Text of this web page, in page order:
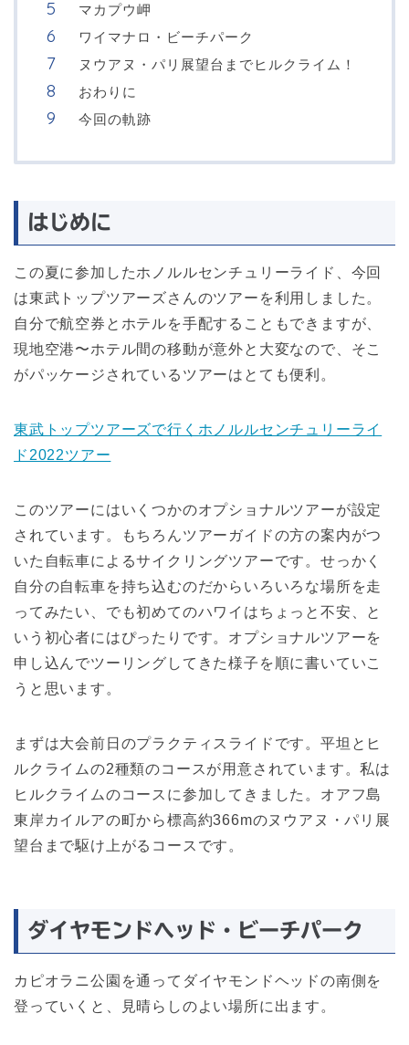
マカプウ岬
ワイマナロ・ビーチパーク
ヌウアヌ・パリ展望台までヒルクライム！
おわりに
今回の軌跡
はじめに
この夏に参加したホノルルセンチュリーライド、今回
は東武トップツアーズさんのツアーを利用しました。
自分で航空券とホテルを手配することもできますが、
現地空港〜ホテル間の移動が意外と大変なので、そこ
がパッケージされているツアーはとても便利。
東武トップツアーズで行くホノルルセンチュリーライ
ド2022ツアー
このツアーにはいくつかのオプショナルツアーが設定
されています。もちろんツアーガイドの方の案内がつ
いた自転車によるサイクリングツアーです。せっかく
自分の自転車を持ち込むのだからいろいろな場所を走
ってみたい、でも初めてのハワイはちょっと不安、と
いう初心者にはぴったりです。オプショナルツアーを
申し込んでツーリングしてきた様子を順に書いていこ
うと思います。
まずは大会前日のプラクティスライドです。平坦とヒ
ルクライムの2種類のコースが用意されています。私は
ヒルクライムのコースに参加してきました。オアフ島
東岸カイルアの町から標高約366mのヌウアヌ・パリ展
望台まで駆け上がるコースです。
ダイヤモンドヘッド・ビーチパーク
カピオラニ公園を通ってダイヤモンドヘッドの南側を
登っていくと、見晴らしのよい場所に出ます。